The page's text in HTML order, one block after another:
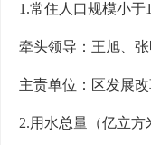
1.常住人口规模小于
牵头领导：王旭、
主责单位：区发展
2.用水总量（亿立方